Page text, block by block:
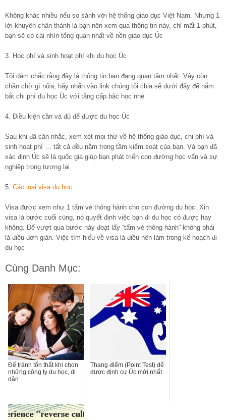
Không khác nhiều nếu so sánh với hệ thống giáo dục Việt Nam. Nhưng 1
lời khuyên chân thành là bạn nên xem qua thông tin này, chỉ mất 1 phút,
bạn sẽ có cái nhìn tổng quan nhất về nền giáo dục Úc
3. Học phí và sinh hoạt phí khi du học Úc
Tôi dám chắc rằng đây là thông tin bạn đang quan tâm nhất. Vậy còn
chần chờ gì nữa, hãy nhấn vào link chúng tôi chia sẽ dưới đây để nắm
bắt chi phí du học Úc với tầng cấp bậc học nhé
4. Điều kiện cần và đủ để được du học Úc
Sau khi đã cân nhắc, xem xét mọi thứ về hệ thống giáo dục, chi phí và
sinh hoạt phí … tất cả đều nằm trong tầm kiểm soát của bạn. Và bạn đã
xác định Úc sẽ là quốc gia giúp bạn phát triển con đường học vấn và sự
nghiệp trong tương lai
5. Các loại visa du học
Visa được xem như 1 tấm vé thông hành cho con đường du học. Xin
visa là bước cuối cùng, nó quyết định việc bạn đi du học có được hay
không. Để vượt qua bước này đoạt lấy “tấm vé thông hành” không phải
là điều đơn giản. Việc tìm hiểu về visa là điều nên làm trong kế hoạch đi
du học
Cùng Danh Mục:
Để tránh tổn thất khi chon
những công ty du học, di
dân
Thang điểm (Point Test) để
được định cư Úc mới nhất